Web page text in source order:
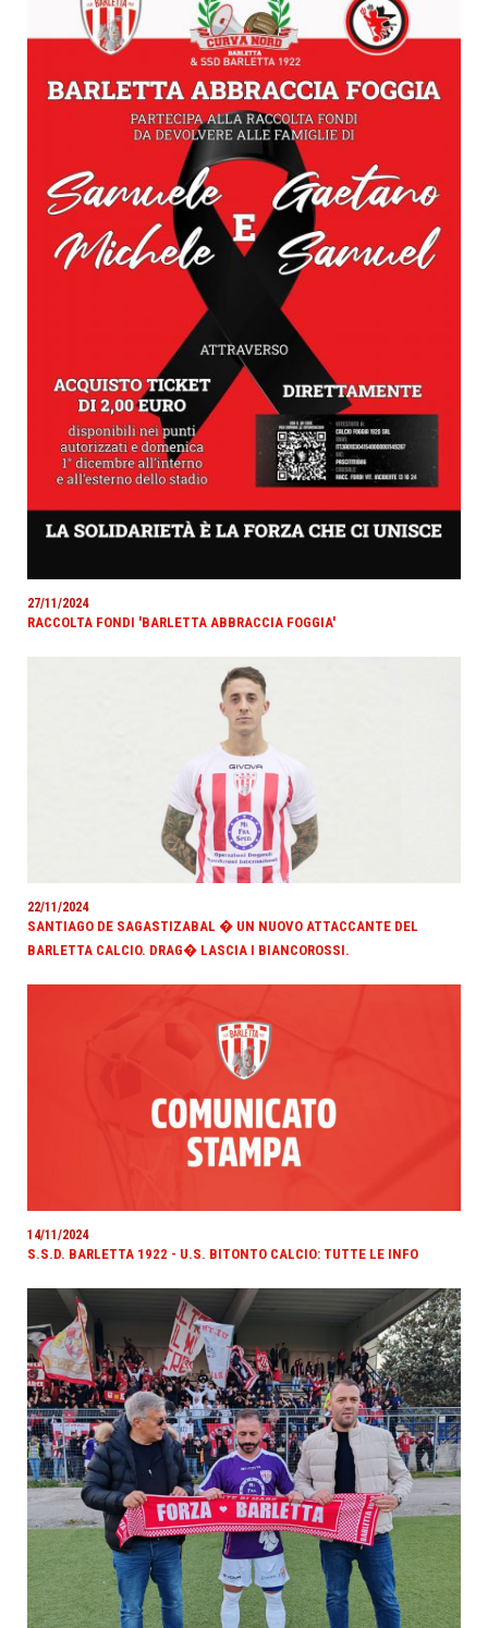
27/11/2024
RACCOLTA FONDI 'BARLETTA ABBRACCIA FOGGIA'
22/11/2024
SANTIAGO DE SAGASTIZABAL � UN NUOVO ATTACCANTE DEL
BARLETTA CALCIO. DRAG� LASCIA I BIANCOROSSI.
14/11/2024
S.S.D. BARLETTA 1922 - U.S. BITONTO CALCIO: TUTTE LE INFO